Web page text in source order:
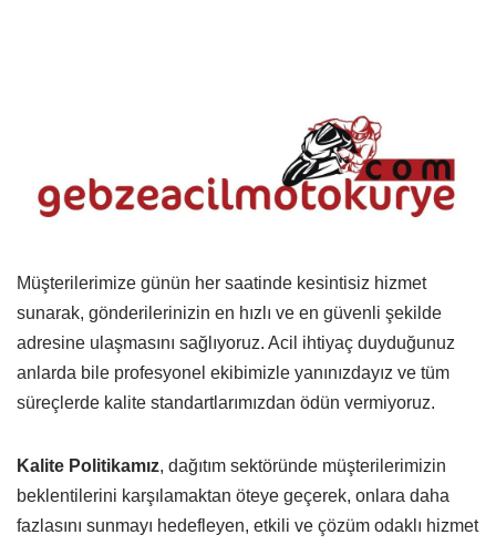
Müşterilerimize günün her saatinde kesintisiz hizmet
sunarak, gönderilerinizin en hızlı ve en güvenli şekilde
adresine ulaşmasını sağlıyoruz. Acil ihtiyaç duyduğunuz
anlarda bile profesyonel ekibimizle yanınızdayız ve tüm
süreçlerde kalite standartlarımızdan ödün vermiyoruz.
Kalite Politikamız, dağıtım sektöründe müşterilerimizin
beklentilerini karşılamaktan öteye geçerek, onlara daha
fazlasını sunmayı hedefleyen, etkili ve çözüm odaklı hizmet